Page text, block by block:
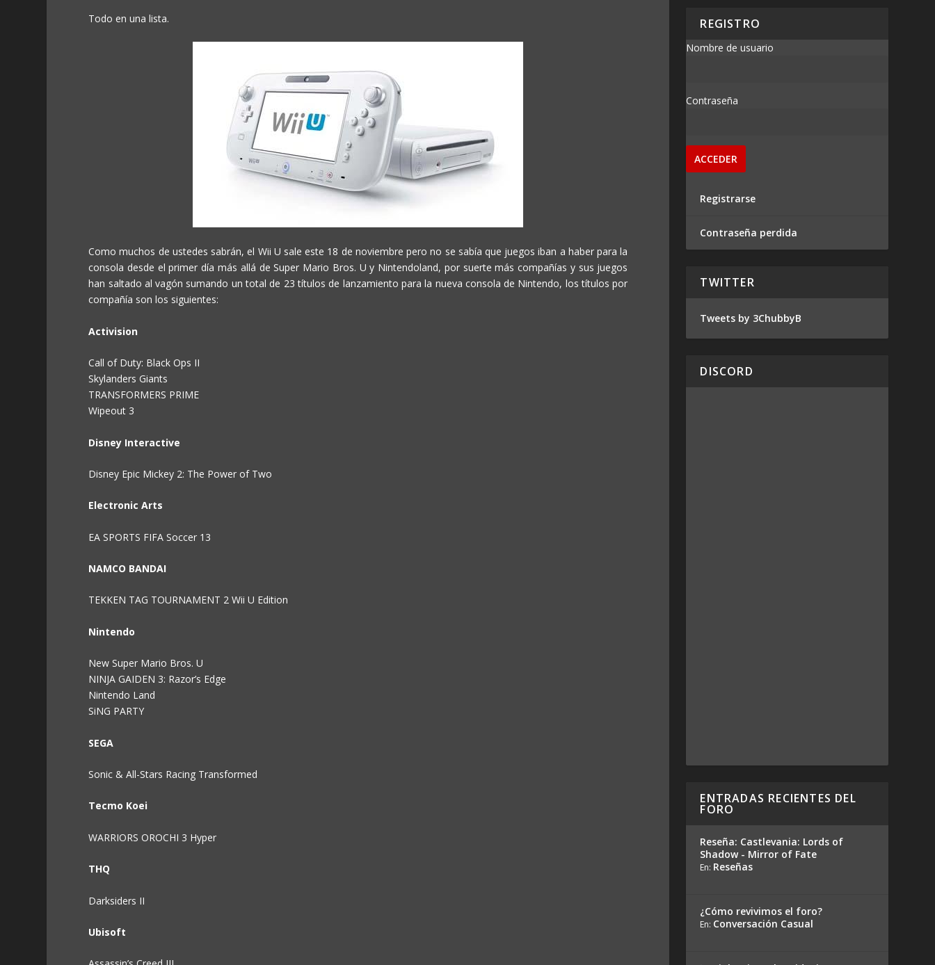
Todo en una lista.
Como muchos de ustedes sabrán, el Wii U sale este 18 de noviembre pero no se sabía que juegos iban a haber para la
consola desde el primer día más allá de Super Mario Bros. U y Nintendoland, por suerte más compañías y sus juegos
han saltado al vagón sumando un total de 23 títulos de lanzamiento para la nueva consola de Nintendo, los títulos por
compañía son los siguientes:
Activision
Call of Duty: Black Ops II
Skylanders Giants
TRANSFORMERS PRIME
Wipeout 3
Disney Interactive
Disney Epic Mickey 2: The Power of Two
Electronic Arts
EA SPORTS FIFA Soccer 13
NAMCO BANDAI
TEKKEN TAG TOURNAMENT 2 Wii U Edition
Nintendo
New Super Mario Bros. U
NINJA GAIDEN 3: Razor’s Edge
Nintendo Land
SiNG PARTY
SEGA
Sonic & All-Stars Racing Transformed
Tecmo Koei
WARRIORS OROCHI 3 Hyper
THQ
Darksiders II
Ubisoft
REGISTRO
Nombre de usuario
Contraseña
Registrarse
Contraseña perdida
TWITTER
Tweets by 3ChubbyB
DISCORD
ENTRADAS RECIENTES DEL
FORO
Reseña: Castlevania: Lords of
Shadow - Mirror of Fate
En: Reseñas
¿Cómo revivimos el foro?
En: Conversación Casual